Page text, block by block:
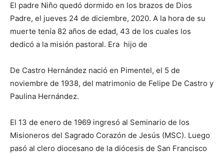
El padre Niño quedó dormido en los brazos de Dios
Padre, el jueves 24 de diciembre, 2020. A la hora de su
muerte tenía 82 años de edad, 43 de los cuales los
dedicó a la misión pastoral. Era hijo de
De Castro Hernández nació en Pimentel, el 5 de
noviembre de 1938, del matrimonio de Felipe De Castro y
Paulina Hernández.
El 13 de enero de 1969 ingresó al Seminario de los
Misioneros del Sagrado Corazón de Jesús (MSC). Luego
pasó al clero diocesano de la diócesis de San Francisco